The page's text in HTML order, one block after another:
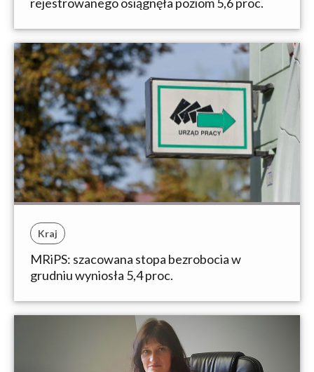
Kraj
MRiPS: szacowana stopa bezrobocia w
grudniu wyniosła 5,4 proc.